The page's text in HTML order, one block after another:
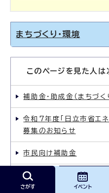
まちづくり・環境
このページを見た人
補助金・助成金（まちづく
令和7年度「日立市省エ
募集のお知らせ
市民向け補助金
各種計画（まちづくり・環境
さがす イベント